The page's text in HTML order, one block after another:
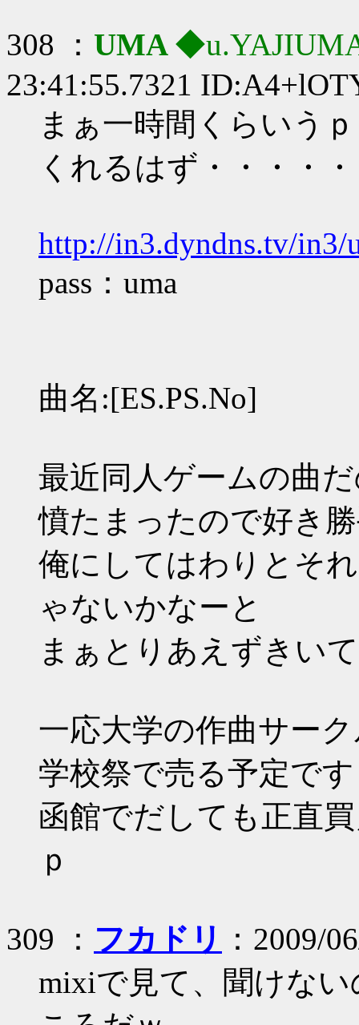
308 ： UMA
23:41:55.7321
まぁ一時間くらいう
くれるはず・・・・・
http://in3.dyndns.tv/in3/
pass：uma
曲名:[ES.PS.No]
最近同人ゲームの曲
憤たまったので好き
俺にしてはわりとそ
ゃないかなーと
まぁとりあえずきい
一応大学の作曲サー
学校祭で売る予定です
函館でだしても正直
ｐ
309 ： フカドリ
：2009/
mixiで見て、聞けな